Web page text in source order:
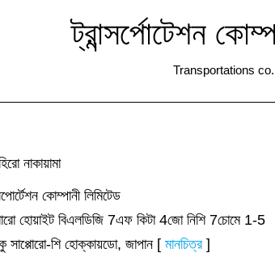
ট্রান্সর্পোটেশন
Transportations
নাকায়ামা
কোম্পানী লিমিটেড
হোয়াইট বিএলডিজি 7এফ কিটা 4জো নিশি 7চোমে 1-5
সাপ্পোরো-শি হোক্কায়ডো, জাপান [ মানচিত্র]